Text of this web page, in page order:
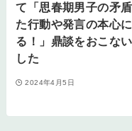
て「思春期男子の矛
た行動や発言の本心
る！」鼎談をおこない
した
2024年4月5日